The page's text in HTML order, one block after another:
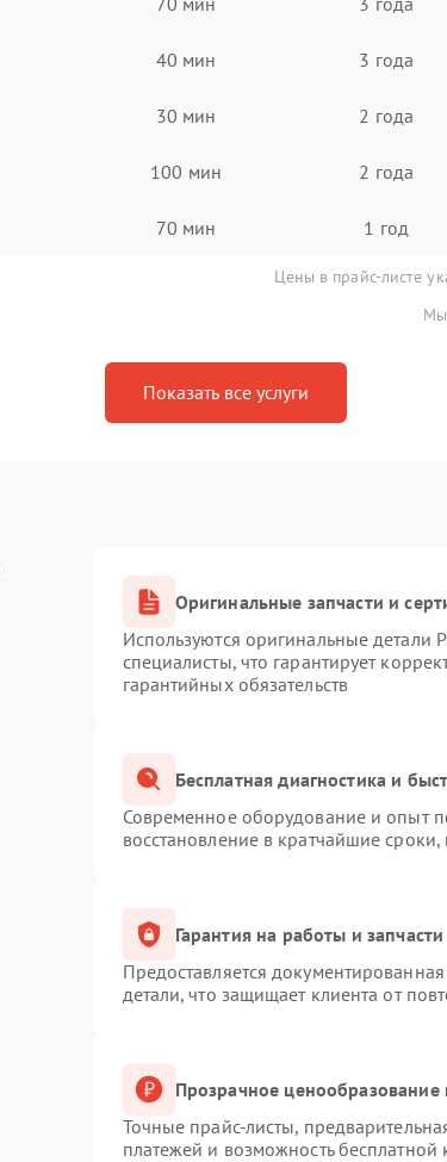
40 мин 3 года
30 мин 2 года
100 мин 2 года
70 мин 1 год
Цены в прайс-листе
Мы
Показать все услуги
Оригинальные запчасти и
Используются оригинальные
специалисты, что гарантирует
гарантийных обязательств
Бесплатная диагностика и
Современное оборудование и опыт
восстановление в кратчайшие
Гарантия на работы и запчасти
Предоставляется
детали, что защищает клиента от
Прозрачное ценообразование
Точные прайс-листы,
платежей и возможность